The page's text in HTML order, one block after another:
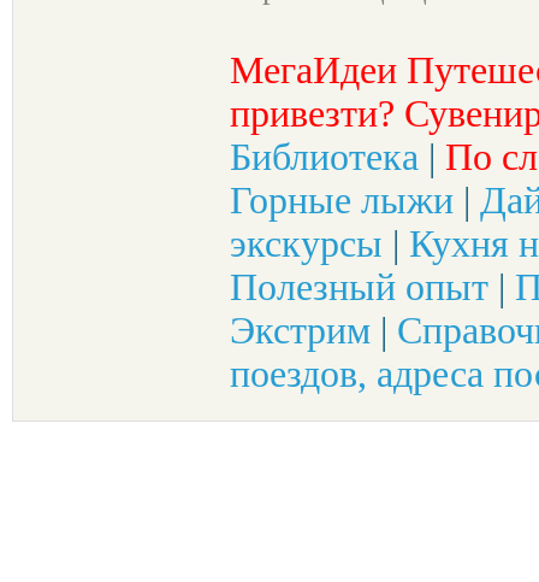
МегаИдеи
привезти?
Библиотека | По
Горные лыжи |
экскурсы | Кухня
Полезный опыт |
Экстрим |
поездов, адреса